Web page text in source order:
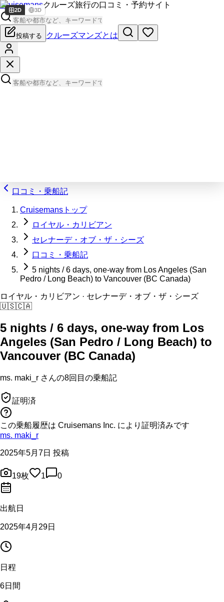
Cruisemansクルーズ旅行の口コミ・予約サイト
投稿する クルーズマンズとは
口コミ・乗船記
Cruisemansトップ
ロイヤル・カリビアン
セレナーデ・オブ・ザ・シーズ
口コミ・乗船記
5 nights / 6 days, one-way from Los Angeles (San
Pedro / Long Beach) to Vancouver (BC Canada)
ロイヤル・カリビアン · セレナーデ・オブ・ザ・シーズ
🇺🇸🇨🇦
5 nights / 6 days, one-way from Los
Angeles (San Pedro / Long Beach) to
Vancouver (BC Canada)
ms. maki_r さんの8回目の乗船記
証明済
この乗船履歴は Cruisemans Inc. により証明済みです
ms. maki_r
2025年5月7日 投稿
19枚 1 0
出航日
2025年4月29日
日程
6日間
2D 3D